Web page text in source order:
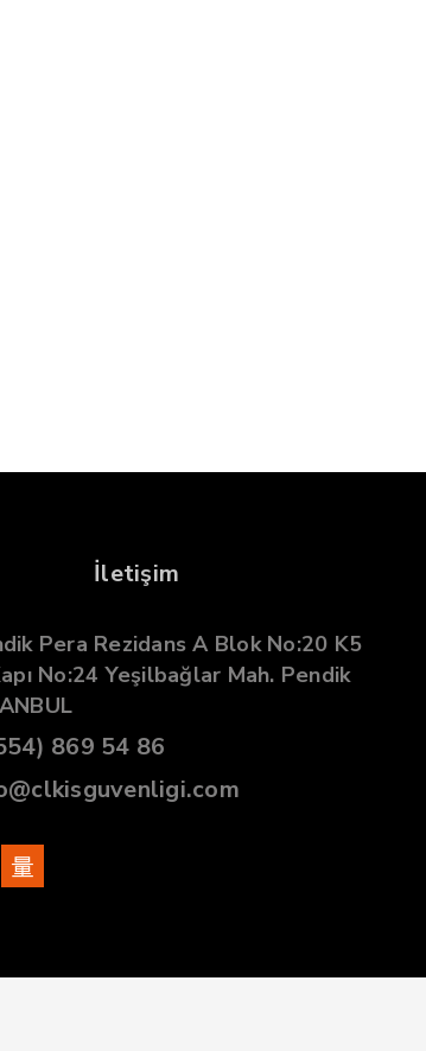
İletişim
Pera Rezidans A Blok No:20 K5
No:24 Yeşilbağlar Mah. Pendik
869 54 86